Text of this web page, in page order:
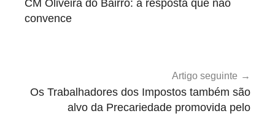
artigos
CM Oliveira do Bairro: a resposta que não
convence
Artigo seguinte
Os Trabalhadores dos Impostos também são
alvo da Precariedade promovida pelo